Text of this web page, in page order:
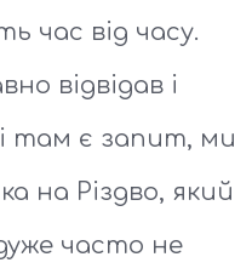
час від часу.
відвідав і
там є запит, ми
на Різдво, який
часто не